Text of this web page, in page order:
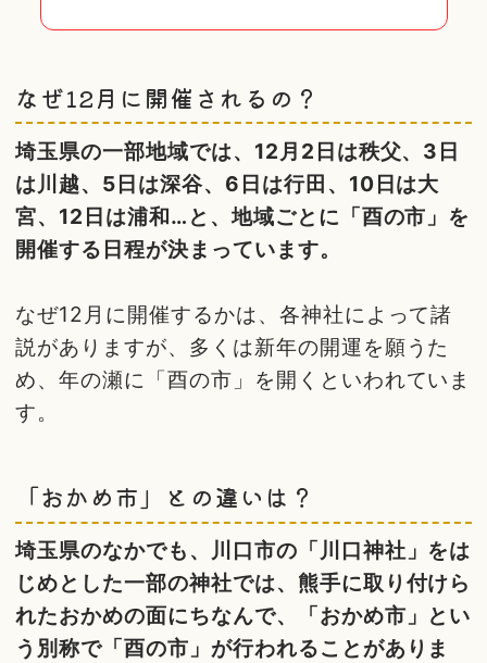
なぜ12月に開催されるの？
埼玉県の一部地域では、12月2日は秩父、3日
は川越、5日は深谷、6日は行田、10日は大
宮、12日は浦和…と、地域ごとに「酉の市」を
開催する日程が決まっています。
なぜ12月に開催するかは、各神社によって諸
説がありますが、多くは新年の開運を願うた
め、年の瀬に「酉の市」を開くといわれていま
す。
「おかめ市」との違いは？
埼玉県のなかでも、川口市の「川口神社」をは
じめとした一部の神社では、熊手に取り付けら
れたおかめの面にちなんで、「おかめ市」とい
う別称で「酉の市」が行われることがありま